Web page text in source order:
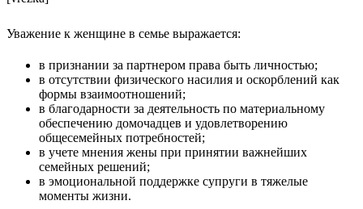
Уважение к женщине в семье выражается:
в признании за партнером права быть личностью;
в отсутствии физического насилия и оскорблений как
формы взаимоотношений;
в благодарности за деятельность по материальному
обеспечению домочадцев и удовлетворению
общесемейных потребностей;
в учете мнения жены при принятии важнейших
семейных решений;
в эмоциональной поддержке супруги в тяжелые
моменты жизни.